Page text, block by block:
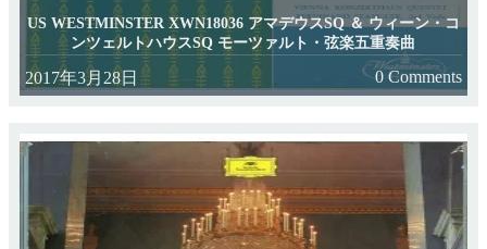
US WESTMINSTER XWN18036 アマデウスSQ ＆ ウィーン・コ
ンツェルトハウスSQ モーツァルト・弦楽五重奏曲
2017年3月28日 0 Comments